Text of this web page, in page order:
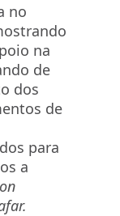
no
na
de
dos
de
para
a